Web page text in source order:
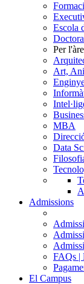
Escola
Per
Art,
MBA
Data
Admissions
FAQs |
El Campus